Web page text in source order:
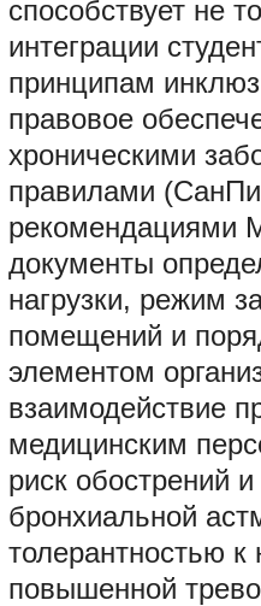
способствует не
интеграции
принципам
правовое
хроническими
правилами
рекомендациями
документы
нагрузки, режим
помещений и
элементом
взаимодействие
медицинским
риск обострений
бронхиальной
толерантностью
повышенной